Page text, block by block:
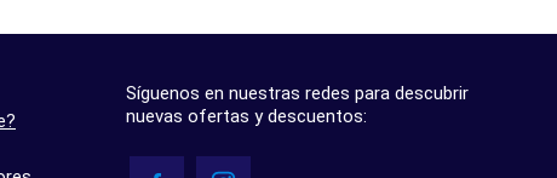
Síguenos en nuestras redes para descubrir
nuevas ofertas y descuentos: